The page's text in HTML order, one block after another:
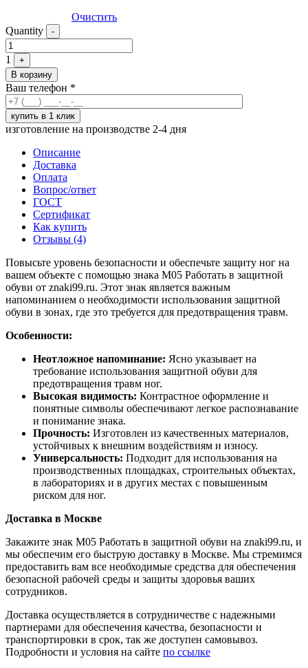
Очистить
Quantity
-
1
+
В корзину
Ваш телефон *
изготовление на производстве 2-4 дня
Описание
Доставка
Оплата
Вопрос/ответ
ГОСТ
Сертификат
Как купить
Отзывы (4)
Повысьте уровень безопасности и обеспечьте защиту ног на
вашем объекте с помощью знака М05 Работать в защитной
обуви от znaki99.ru. Этот знак является важным
напоминанием о необходимости использования защитной
обуви в зонах, где это требуется для предотвращения травм.
Особенности:
Неотложное напоминание: Ясно указывает на
требование использования защитной обуви для
предотвращения травм ног.
Высокая видимость: Контрастное оформление и
понятные символы обеспечивают легкое распознавание
и понимание знака.
Прочность: Изготовлен из качественных материалов,
устойчивых к внешним воздействиям и износу.
Универсальность: Подходит для использования на
производственных площадках, строительных объектах,
в лабораториях и в других местах с повышенным
риском для ног.
Доставка в Москве
Закажите знак М05 Работать в защитной обуви на znaki99.ru, и
мы обеспечим его быструю доставку в Москве. Мы стремимся
предоставить вам все необходимые средства для обеспечения
безопасной рабочей среды и защиты здоровья ваших
сотрудников.
Доставка осуществляется в сотрудничестве с надежными
партнерами для обеспечения качества, безопасности и
транспортировки в срок, так же доступен самовывоз.
Подробности и условия на сайте по ссылке